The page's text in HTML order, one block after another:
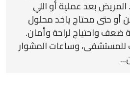
بعد عملية أو اللي
حتى محتاج ياخد محلول
ضعف واحتياج لراحة وأمان.
للمستشفى، وساعات المشوار